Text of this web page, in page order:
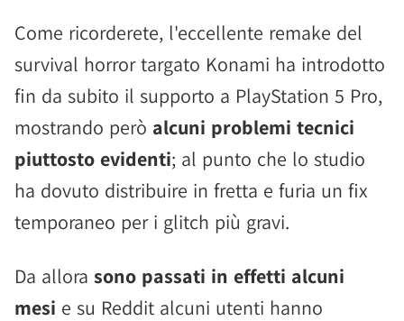
Come ricorderete, l'eccellente remake del
survival horror targato Konami ha introdotto
fin da subito il supporto a PlayStation 5 Pro,
mostrando però alcuni problemi tecnici
piuttosto evidenti; al punto che lo studio
ha dovuto distribuire in fretta e furia un fix
temporaneo per i glitch più gravi.
Da allora sono passati in effetti alcuni
mesi e su Reddit alcuni utenti hanno